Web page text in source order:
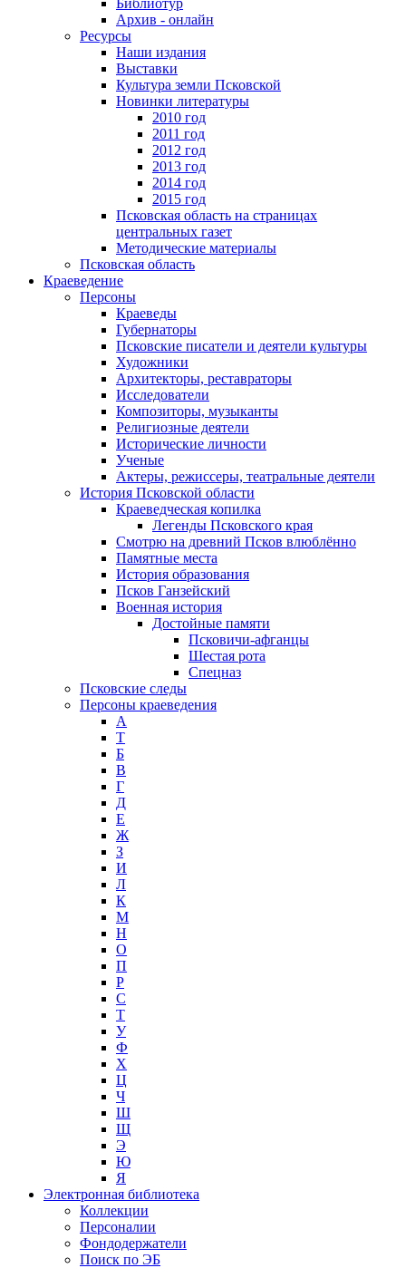
Архив - онлайн
Ресурсы
Наши издания
Выставки
Культура земли Псковской
Новинки литературы
2010 год
2011 год
2012 год
2013 год
2014 год
2015 год
Псковская область на страницах
центральных газет
Методические материалы
Псковская область
Краеведение
Персоны
Краеведы
Губернаторы
Псковские писатели и деятели культуры
Художники
Архитекторы, реставраторы
Исследователи
Композиторы, музыканты
Религиозные деятели
Исторические личности
Ученые
Актеры, режиссеры, театральные деятели
История Псковской области
Краеведческая копилка
Легенды Псковского края
Смотрю на древний Псков влюблённо
Памятные места
История образования
Псков Ганзейский
Военная история
Достойные памяти
Псковичи-афганцы
Шестая рота
Спецназ
Псковские следы
Персоны краеведения
А
T
Б
В
Г
Д
Е
Ж
З
И
Л
К
М
Н
О
П
Р
С
Т
У
Ф
Х
Ц
Ч
Ш
Щ
Э
Ю
Я
Электронная библиотека
Коллекции
Персоналии
Фондодержатели
Поиск по ЭБ